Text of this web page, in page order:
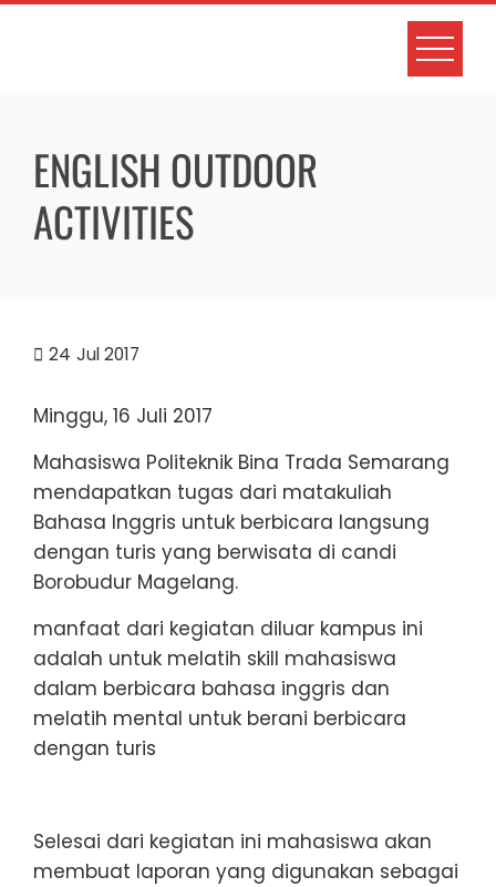
Skip
ENGLISH OUTDOOR
ACTIVITIES
24 Jul 2017
Minggu, 16 Juli 2017
Mahasiswa Politeknik Bina Trada Semarang
mendapatkan tugas dari matakuliah
Bahasa Inggris untuk berbicara langsung
dengan turis yang berwisata di candi
Borobudur Magelang.
manfaat dari kegiatan diluar kampus ini
adalah untuk melatih skill mahasiswa
dalam berbicara bahasa inggris dan
melatih mental untuk berani berbicara
dengan turis
Selesai dari kegiatan ini mahasiswa akan
membuat laporan yang digunakan sebagai